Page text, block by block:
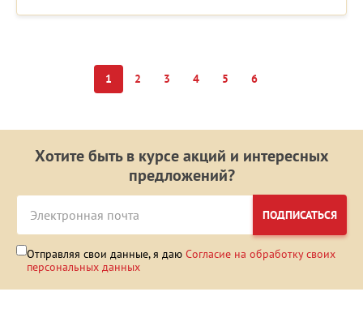
1 2 3 4 5 6
Хотите быть в курсе акций и интересных
предложений?
ПОДПИСАТЬСЯ
Отправляя свои данные, я даю Согласие на обработку своих
персональных данных